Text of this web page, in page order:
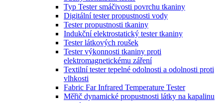
Typ Tester smáčivosti povrchu tkaniny
Digitální tester propustnosti vody
Tester propustnosti tkaniny
Indukční elektrostatický tester tkaniny
Tester látkových roušek
Tester výkonnosti tkaniny proti
elektromagnetickému záření
Textilní tester tepelné odolnosti a odolnosti proti
vlhkosti
Fabric Far Infrared Temperature Tester
Měřič dynamické propustnosti látky na kapalinu